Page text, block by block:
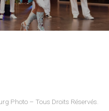
Photo – Tous Droits Réservés.